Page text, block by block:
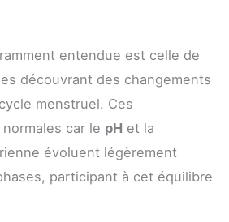
entendue est celle de
découvrant des changements
menstruel. Ces
car le pH et la
évoluent légèrement
participant à cet équilibre